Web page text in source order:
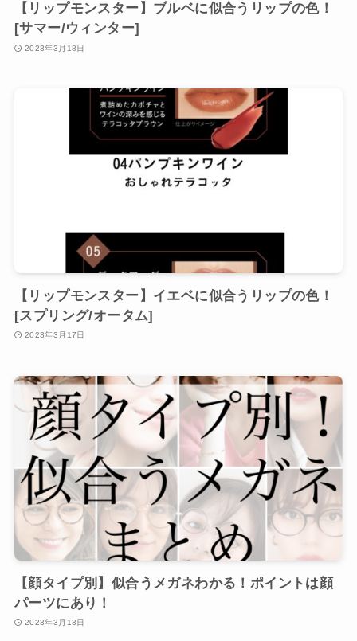
【リップモンスター】ブルベに似合うリップの色！
[サマー/ウィンター]
2023年3月18日
【リップモンスター】イエベに似合うリップの色！
[スプリング/オータム]
2023年3月17日
【顔タイプ別】似合うメガネわかる！ポイントは顔
パーツにあり！
2023年3月13日